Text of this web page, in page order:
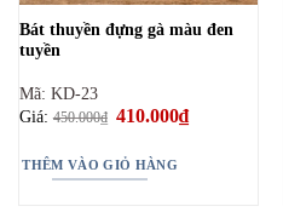
Bát thuyền đựng gà màu đen
tuyền
Mã: KD-23
Giá:450.000₫ Giá
450.000₫.
410.000₫Giá
hiện
THÊM VÀO GIỎ HÀNG